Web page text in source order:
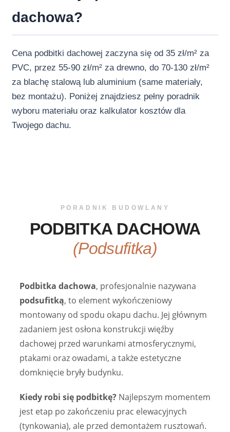
dachowa?
Cena podbitki dachowej zaczyna się od 35 zł/m² za
PVC, przez 55-90 zł/m² za drewno, do 70-130 zł/m²
za blachę stalową lub aluminium (same materiały,
bez montażu). Poniżej znajdziesz pełny poradnik
wyboru materiału oraz kalkulator kosztów dla
Twojego dachu.
PORADNIK BUDOWLANY
PODBITKA DACHOWA
(Podsufitka)
Podbitka dachowa, profesjonalnie nazywana
podsufitką, to element wykończeniowy
montowany od spodu okapu dachu. Jej głównym
zadaniem jest osłona konstrukcji więźby
dachowej przed warunkami atmosferycznymi,
ptakami oraz owadami, a także estetyczne
domknięcie bryły budynku.
Kiedy robi się podbitkę? Najlepszym momentem
jest etap po zakończeniu prac elewacyjnych
(tynkowania), ale przed demontażem rusztowań.